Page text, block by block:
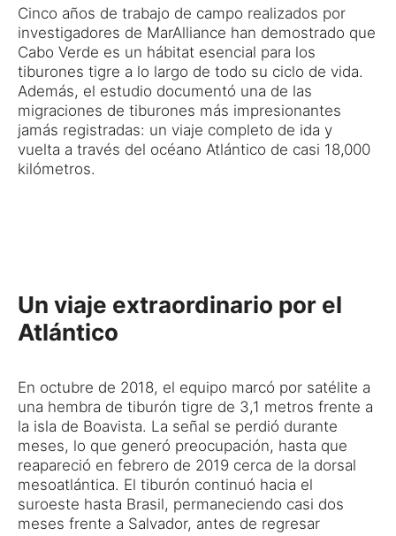
Cinco años de trabajo de campo realizados por
investigadores de MarAlliance han demostrado que
Cabo Verde es un hábitat esencial para los
tiburones tigre a lo largo de todo su ciclo de vida.
Además, el estudio documentó una de las
migraciones de tiburones más impresionantes
jamás registradas: un viaje completo de ida y
vuelta a través del océano Atlántico de casi 18,000
kilómetros.
Un viaje extraordinario por el
Atlántico
En octubre de 2018, el equipo marcó por satélite a
una hembra de tiburón tigre de 3,1 metros frente a
la isla de Boavista. La señal se perdió durante
meses, lo que generó preocupación, hasta que
reapareció en febrero de 2019 cerca de la dorsal
mesoatlántica. El tiburón continuó hacia el
suroeste hasta Brasil, permaneciendo casi dos
meses frente a Salvador, antes de regresar